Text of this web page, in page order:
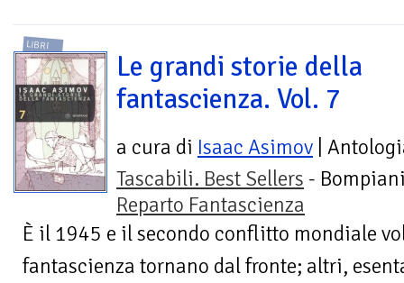
LIBRI
Le grandi storie della
fantascienza. Vol. 7
a cura di Isaac Asimov |
Tascabili. Best Sellers -
Reparto Fantascienza
È il 1945 e il secondo conflitto mondiale
fantascienza tornano dal fronte; altri,